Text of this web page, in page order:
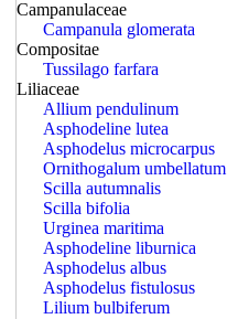
Campanulaceae
Campanula glomerata
Compositae
Tussilago farfara
Liliaceae
Allium pendulinum
Asphodeline lutea
Asphodelus microcarpus
Ornithogalum umbellatum
Scilla autumnalis
Scilla bifolia
Urginea maritima
Asphodeline liburnica
Asphodelus albus
Asphodelus fistulosus
Lilium bulbiferum